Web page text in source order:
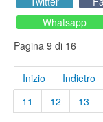
Whatsapp
Pagina 9 di 16
Inizio Indietro
11
12 13